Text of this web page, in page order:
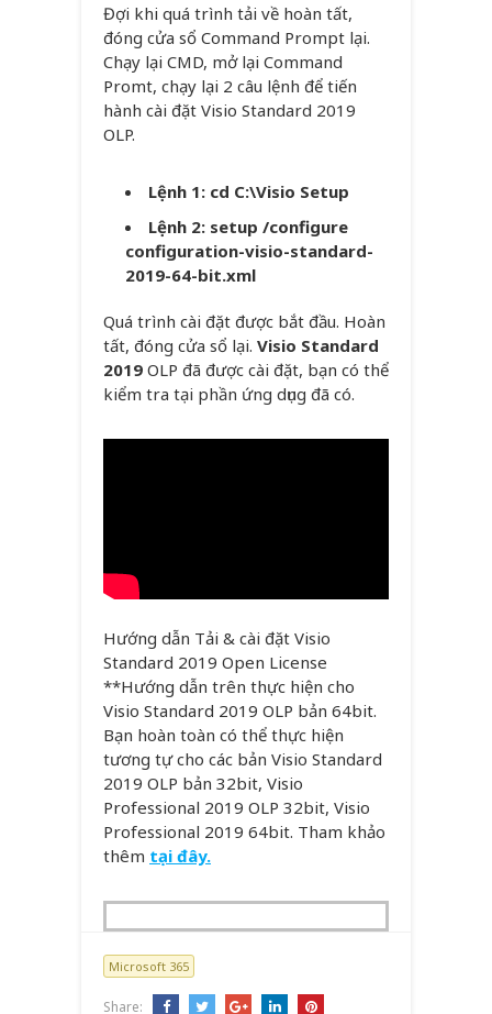
Đợi khi quá trình tải về hoàn tất,
đóng cửa sổ Command Prompt lại.
Chạy lại CMD, mở lại Command
Promt, chạy lại 2 câu lệnh để tiến
hành cài đặt Visio Standard 2019
OLP.
Lệnh 1: cd C:\Visio Setup
Lệnh 2: setup /configure
configuration-visio-standard-
2019-64-bit.xml
Quá trình cài đặt được bắt đầu. Hoàn
tất, đóng cửa sổ lại. Visio Standard
2019 OLP đã được cài đặt, bạn có thể
kiểm tra tại phần ứng dụng đã có.
Hướng dẫn Tải & cài đặt Visio
Standard 2019 Open License
**Hướng dẫn trên thực hiện cho
Visio Standard 2019 OLP bản 64bit.
Bạn hoàn toàn có thể thực hiện
tương tự cho các bản Visio Standard
2019 OLP bản 32bit, Visio
Professional 2019 OLP 32bit, Visio
Professional 2019 64bit. Tham khảo
thêm tại đây.
Microsoft 365
Share: